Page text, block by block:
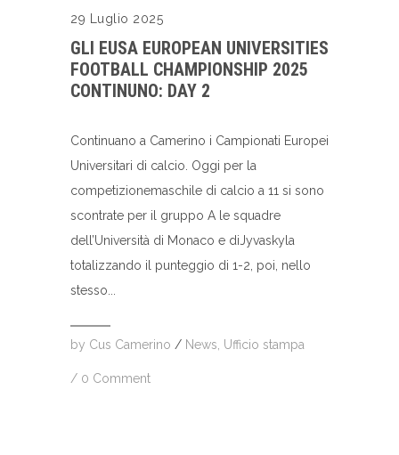
29 Luglio 2025
GLI EUSA EUROPEAN UNIVERSITIES
FOOTBALL CHAMPIONSHIP 2025
CONTINUNO: DAY 2
Continuano a Camerino i Campionati Europei
Universitari di calcio. Oggi per la
competizionemaschile di calcio a 11 si sono
scontrate per il gruppo A le squadre
dell’Università di Monaco e diJyvaskyla
totalizzando il punteggio di 1-2, poi, nello
stesso...
by Cus Camerino / News, Ufficio stampa
/ 0 Comment